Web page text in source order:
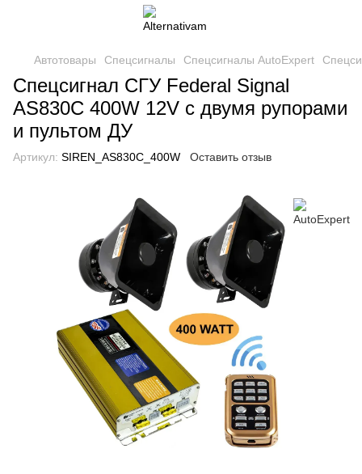
Автотовары Спецсигналы Спецсигналы AutoExpert
Спецсигнал СГУ Federal Signal
AS830C 400W 12V с двумя рупорами
и пультом ДУ
Артикул: SIREN_AS830C_400W Оставить отзыв